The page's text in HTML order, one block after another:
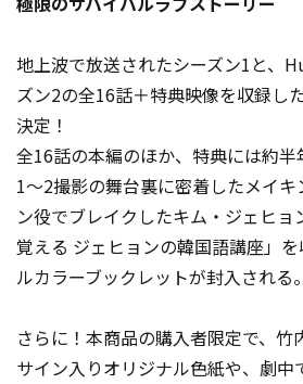
地上波で放送されたシーズン1と、
ズン2の全16話＋特典映像を収録し
決定！
全16話の本編のほか、特典には約
1～2撮影の舞台裏に密着したメイ
ン役でブレイクしたキム・ジェヒョ
覚える ジェヒョンの韓国語講座」
ルカラーブックレットが封入される。
さらに！本商品の購入者限定で、竹
サイン入りオリジナル色紙や、劇中